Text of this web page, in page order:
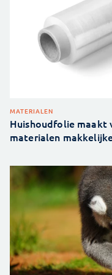
MATERIALEN
Huishoudfolie maakt
materialen